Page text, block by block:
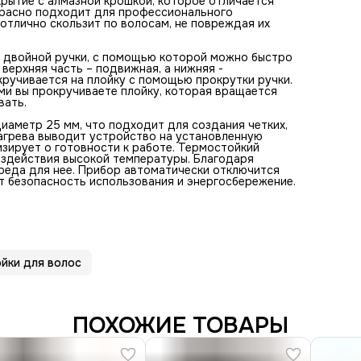
выключить, это гарантирует безопасность использования
энергосбережение.
подходит для профессионального
скользит по волосам, не повреждая их
ручки, с помощью которой можно быстро
часть – подвижная, а нижняя -
на плойку с помощью прокрутки ручки.
вы прокручиваете плойку, которая вращается
25 мм, что подходит для создания четких,
выводит устройство на установленную
о готовности к работе. Термостойкий
высокой температуры. Благодаря
для нее. Прибор автоматически отключится
использования и энергосбережение.
для волос
ПОХОЖИЕ ТОВАРЫ